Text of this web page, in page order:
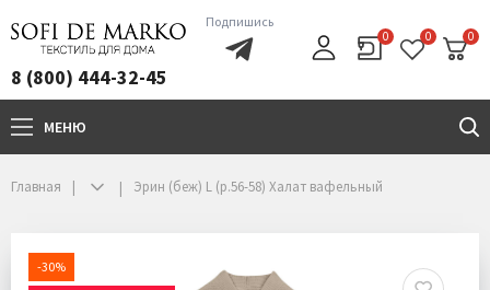
8 (800) 444-32-45
Подпишись
0 0 0
МЕНЮ
+7(800)444-32-45
Главная Эрин (беж) L (р.56-58) Халат вафельный
-30%